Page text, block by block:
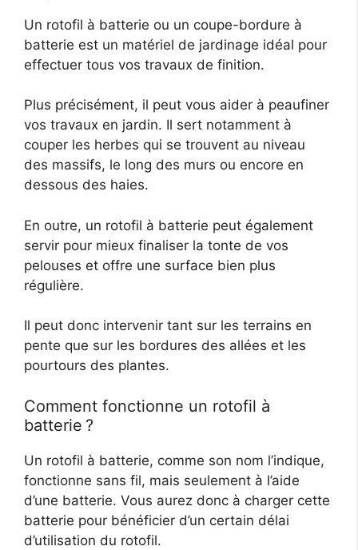
Un rotofil à batterie ou un coupe-bordure à
batterie est un matériel de jardinage idéal pour
effectuer tous vos travaux de finition.
Plus précisément, il peut vous aider à peaufiner
vos travaux en jardin. Il sert notamment à
couper les herbes qui se trouvent au niveau
des massifs, le long des murs ou encore en
dessous des haies.
En outre, un rotofil à batterie peut également
servir pour mieux finaliser la tonte de vos
pelouses et offre une surface bien plus
régulière.
Il peut donc intervenir tant sur les terrains en
pente que sur les bordures des allées et les
pourtours des plantes.
Comment fonctionne un rotofil à
batterie ?
Un rotofil à batterie, comme son nom l’indique,
fonctionne sans fil, mais seulement à l’aide
d’une batterie. Vous aurez donc à charger cette
batterie pour bénéficier d’un certain délai
d’utilisation du rotofil.